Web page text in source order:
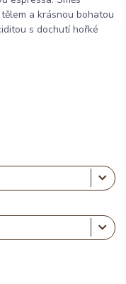
a krásnou bohatou
s dochutí hořké